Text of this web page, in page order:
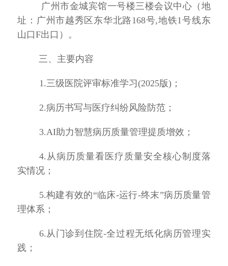
广州市金城宾馆一号楼三楼会议中心（地
址：广州市越秀区东华北路168号,地铁1号线东
山口F出口）。
三、主要内容
1.三级医院评审标准学习(2025版)；
2.病历书写与医疗纠纷风险防范；
3.AI助力智慧病历质量管理提质增效；
4.从病历质量看医疗质量安全核心制度落
实情况；
5.构建有效的“临床-运行-终末”病历质量管
理体系；
6.从门诊到住院-全过程无纸化病历管理实
践；